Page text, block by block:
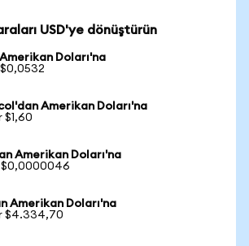
USD'ye dönüştürün
Doları'na
Amerikan Doları'na
$1,60
Amerikan Doları'na
$0,0000046
Amerikan Doları'na
$4.334,70